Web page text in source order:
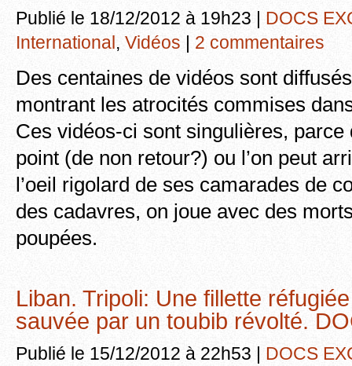
Publié le 18/12/2012 à 19h23 | DOCS
International, Vidéos | 2 commentaires
Des centaines de vidéos sont
montrant les atrocités commises
Ces vidéos-ci sont singulières, parce
point (de non retour?) ou l’on peut
l’oeil rigolard de ses camarades de
des cadavres, on joue avec des
poupées.
Liban. Tripoli: Une fillette
sauvée par un toubib révolté.
Publié le 15/12/2012 à 22h53 | DOCS